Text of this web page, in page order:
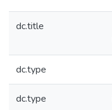
dc.title
dc.type
dc.type